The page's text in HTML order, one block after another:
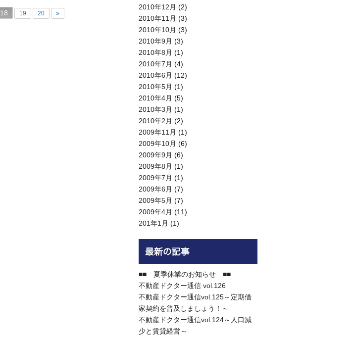
18 19 20 »
2010年12月 (2)
2010年11月 (3)
2010年10月 (3)
2010年9月 (3)
2010年8月 (1)
2010年7月 (4)
2010年6月 (12)
2010年5月 (1)
2010年4月 (5)
2010年3月 (1)
2010年2月 (2)
2009年11月 (1)
2009年10月 (6)
2009年9月 (6)
2009年8月 (1)
2009年7月 (1)
2009年6月 (7)
2009年5月 (7)
2009年4月 (11)
201年1月 (1)
■■ 夏季休業のお知らせ ■■
不動産ドクター通信 vol.126
不動産ドクター通信vol.125～定期借
家契約を普及しましょう！～
不動産ドクター通信vol.124～人口減
少と賃貸経営～